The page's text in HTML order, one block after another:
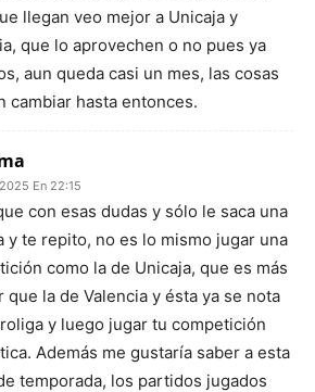
llegan veo mejor a Unicaja y
que lo aprovechen o no pues ya
aun queda casi un mes, las cosas
cambiar hasta entonces.
En 22:15
con esas dudas y sólo le saca una
y te repito, no es lo mismo jugar una
como la de Unicaja, que es más
que la de Valencia y ésta ya se nota
y luego jugar tu competición
Además me gustaría saber a esta
temporada, los partidos jugados